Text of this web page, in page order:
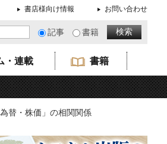
書店様向け情報 お問い合わせ
記事 書籍
・連載 書籍
替・株価」の相関関係